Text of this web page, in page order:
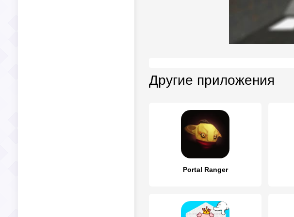
Другие приложения
Portal Ranger